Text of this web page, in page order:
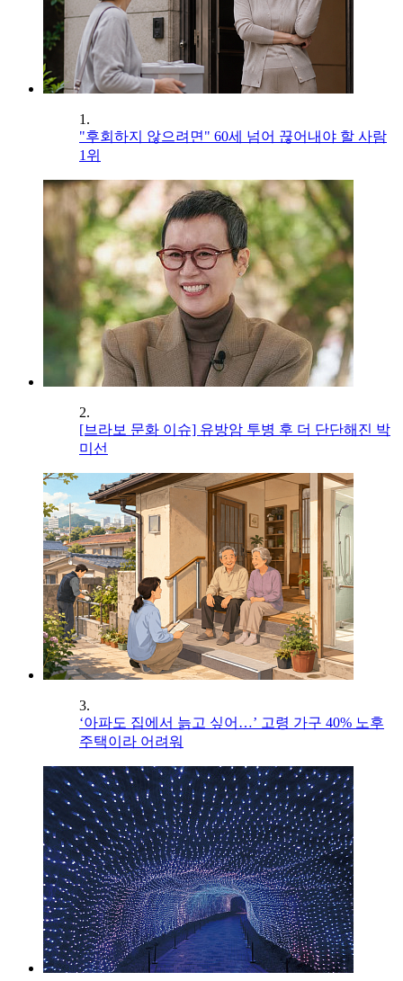
1.
"후회하지 않으려면" 60세 넘어 끊어내야 할 사람
1위
2.
[브라보 문화 이슈] 유방암 투병 후 더 단단해진 박
미선
3.
‘아파도 집에서 늙고 싶어…’ 고령 가구 40% 노후
주택이라 어려워